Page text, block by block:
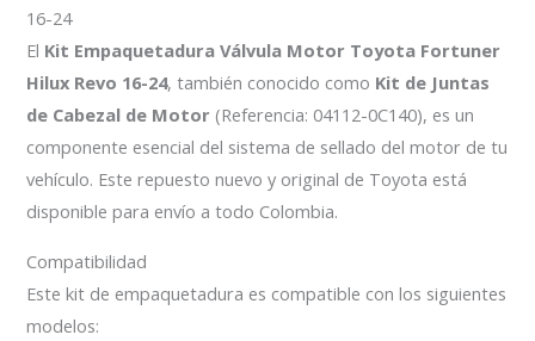
16-24
El Kit Empaquetadura Válvula Motor Toyota Fortuner
Hilux Revo 16-24, también conocido como Kit de Juntas
de Cabezal de Motor (Referencia: 04112-0C140), es un
componente esencial del sistema de sellado del motor de tu
vehículo. Este repuesto nuevo y original de Toyota está
disponible para envío a todo Colombia.
Compatibilidad
Este kit de empaquetadura es compatible con los siguientes
modelos: